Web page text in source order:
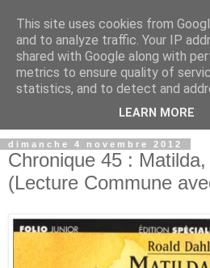
dimanche 4 novembre 2012
Chronique 45 :
(Lecture Commune
This site uses cookies from
and to analyze traffic. Your IP
shared with Google along with
metrics to ensure quality of
statistics, and to detect and
LEARN MORE